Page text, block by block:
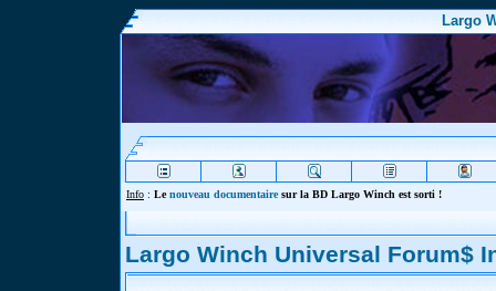
Largo
Info : Lenouveau documentairesur la BD Largo Winch est sorti !
Largo Winch Universal Forum$